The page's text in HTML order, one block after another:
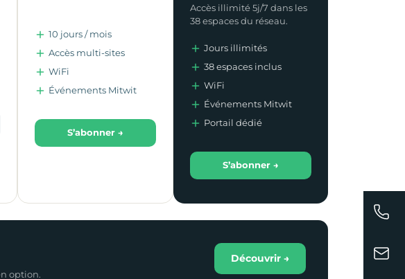
10 jours / mois
Accès multi-sites
WiFi
Événements Mitwit
S’abonner →
Accès illimité 5j/7 dans les
38 espaces du réseau.
Jours illimités
38 espaces inclus
WiFi
Événements Mitwit
Portail dédié
S’abonner →
option.
Découvrir →